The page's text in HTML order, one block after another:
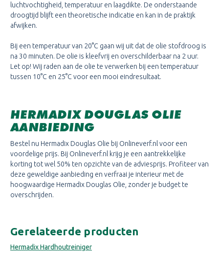
luchtvochtigheid, temperatuur en laagdikte. De onderstaande
droogtijd blijft een theoretische indicatie en kan in de praktijk
afwijken.
Bij een temperatuur van 20°C gaan wij uit dat de olie stofdroog is
na 30 minuten. De olie is kleefvrij en overschilderbaar na 2 uur.
Let op! Wij raden aan de olie te verwerken bij een temperatuur
tussen 10°C en 25°C voor een mooi eindresultaat.
HERMADIX DOUGLAS OLIE
AANBIEDING
Bestel nu Hermadix Douglas Olie bij Onlineverf.nl voor een
voordelige prijs. Bij Onlineverf.nl krijg je een aantrekkelijke
korting tot wel 50% ten opzichte van de adviesprijs. Profiteer van
deze geweldige aanbieding en verfraai je interieur met de
hoogwaardige Hermadix Douglas Olie, zonder je budget te
overschrijden.
Gerelateerde producten
Hermadix Hardhoutreiniger